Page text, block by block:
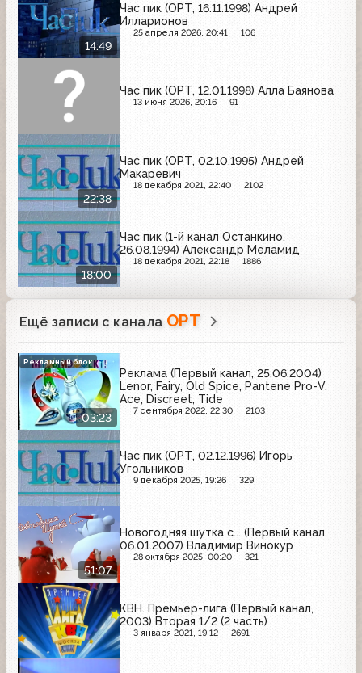
14:49
Час пик (ОРТ, 16.11.1998) Андрей
Илларионов
25 апреля 2026, 20:41 106
Час пик (ОРТ, 12.01.1998) Алла Баянова
13 июня 2026, 20:16 91
22:38
Час пик (ОРТ, 02.10.1995) Андрей
Макаревич
18 декабря 2021, 22:40 2102
18:00
Час пик (1-й канал Останкино,
26.08.1994) Александр Меламид
18 декабря 2021, 22:18 1886
Ещё записи с канала ОРТ
03:23
Реклама (Первый канал, 25.06.2004)
Lenor, Fairy, Old Spice, Pantene Pro-V,
Ace, Discreet, Tide
7 сентября 2022, 22:30 2103
Рекламный блок
Час пик (ОРТ, 02.12.1996) Игорь
Угольников
9 декабря 2025, 19:26 329
51:07
Новогодняя шутка с... (Первый канал,
06.01.2007) Владимир Винокур
28 октября 2025, 00:20 321
КВН. Премьер-лига (Первый канал,
2003) Вторая 1/2 (2 часть)
3 января 2021, 19:12 2691